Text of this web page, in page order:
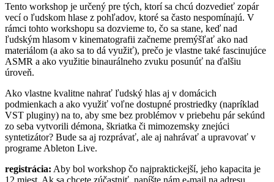
Tento workshop je určený pre tých, ktorí sa chcú dozvedieť zopár
vecí o ľudskom hlase z pohľadov, ktoré sa často nespomínajú. V
rámci tohto workshopu sa dozvieme to, čo sa stane, keď nad
ľudským hlasom v kinematografii začneme premýšľať ako nad
materiálom (a ako sa to dá využiť), prečo je vlastne také fascinujúce
ASMR a ako využitie binaurálneho zvuku posunúť na ďalšiu
úroveň.
Ako vlastne kvalitne nahrať ľudský hlas aj v domácich
podmienkach a ako využiť voľne dostupné prostriedky (napríklad
VST pluginy) na to, aby sme bez problémov v priebehu pár sekúnd
zo seba vytvorili démona, škriatka či mimozemsky znejúci
syntetizátor? Bude sa aj rozprávať, ale aj nahrávať a upravovať v
programe Ableton Live.
registrácia: Aby bol workshop čo najpraktickejší, jeho kapacita je
12 miest. Ak sa chcete zúčastniť, napíšte nám e-mail na adresu